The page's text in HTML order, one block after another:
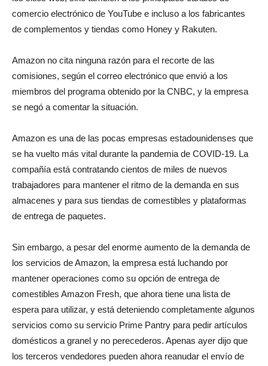
comercio electrónico de YouTube e incluso a los fabricantes
de complementos y tiendas como Honey y Rakuten.
Amazon no cita ninguna razón para el recorte de las
comisiones, según el correo electrónico que envió a los
miembros del programa obtenido por la CNBC, y la empresa
se negó a comentar la situación.
Amazon es una de las pocas empresas estadounidenses que
se ha vuelto más vital durante la pandemia de COVID-19. La
compañía está contratando cientos de miles de nuevos
trabajadores para mantener el ritmo de la demanda en sus
almacenes y para sus tiendas de comestibles y plataformas
de entrega de paquetes.
Sin embargo, a pesar del enorme aumento de la demanda de
los servicios de Amazon, la empresa está luchando por
mantener operaciones como su opción de entrega de
comestibles Amazon Fresh, que ahora tiene una lista de
espera para utilizar, y está deteniendo completamente algunos
servicios como su servicio Prime Pantry para pedir artículos
domésticos a granel y no perecederos. Apenas ayer dijo que
los terceros vendedores pueden ahora reanudar el envío de